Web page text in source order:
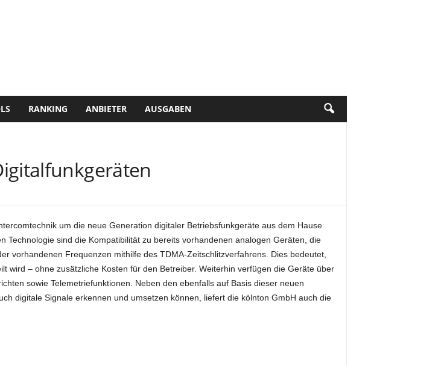
RANKING ANBIETER AUSGABEN
um die neue Generation digitaler Betriebsfunkgeräte aus dem Hause
Technologie sind die Kompatibilität zu bereits vorhandenen analogen Geräten, die
vorhandenen Frequenzen mithilfe des TDMA-Zeitschlitzverfahrens. Dies bedeutet,
wird – ohne zusätzliche Kosten für den Betreiber. Weiterhin verfügen die Geräte über
sowie Telemetriefunktionen. Neben den ebenfalls auf Basis dieser neuen
digitale Signale erkennen und umsetzen können, liefert die kölnton GmbH auch die